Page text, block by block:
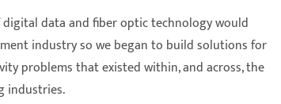
data and fiber optic technology would
industry so we began to build solutions for
problems that existed within, and across, the
industries.